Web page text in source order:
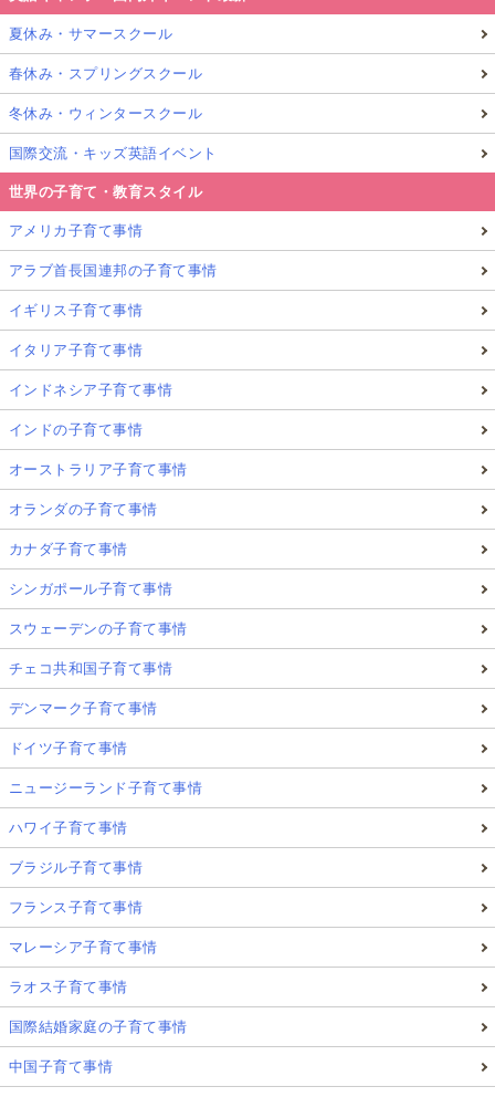
夏休み・サマースクール
春休み・スプリングスクール
冬休み・ウィンタースクール
国際交流・キッズ英語イベント
世界の子育て・教育スタイル
アメリカ子育て事情
アラブ首長国連邦の子育て事情
イギリス子育て事情
イタリア子育て事情
インドネシア子育て事情
インドの子育て事情
オーストラリア子育て事情
オランダの子育て事情
カナダ子育て事情
シンガポール子育て事情
スウェーデンの子育て事情
チェコ共和国子育て事情
デンマーク子育て事情
ドイツ子育て事情
ニュージーランド子育て事情
ハワイ子育て事情
ブラジル子育て事情
フランス子育て事情
マレーシア子育て事情
ラオス子育て事情
国際結婚家庭の子育て事情
中国子育て事情